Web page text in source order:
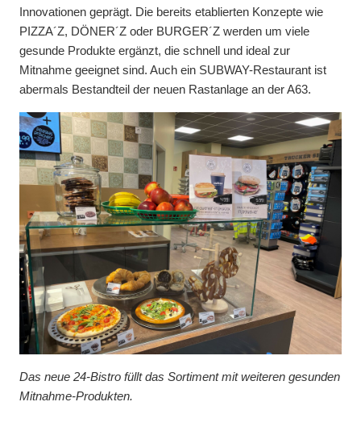
Innovationen geprägt. Die bereits etablierten Konzepte wie
PIZZA´Z, DÖNER´Z oder BURGER´Z werden um viele
gesunde Produkte ergänzt, die schnell und ideal zur
Mitnahme geeignet sind. Auch ein SUBWAY-Restaurant ist
abermals Bestandteil der neuen Rastanlage an der A63.
Das neue 24-Bistro füllt das Sortiment mit weiteren gesunden
Mitnahme-Produkten.